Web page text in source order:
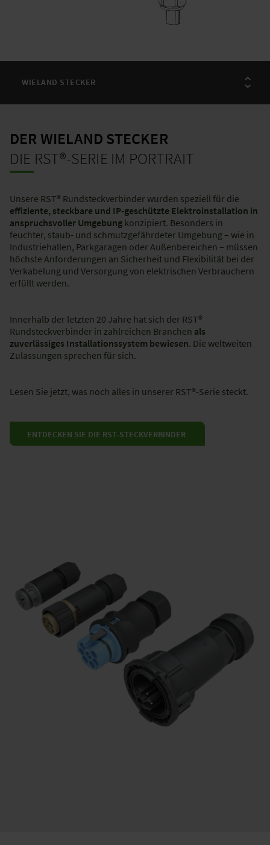
DER WIELAND STECKER
DIE RST®-SERIE IM PORTRAIT
Unsere RST® Rundsteckverbinder wurden speziell für die
effiziente, steckbare und IP-geschützte Elektroinstallation in
anspruchsvoller Umgebung konzipiert. Besonders in
feuchter, staub- und schmutzgefährdeter Umgebung – wie in
Industriehallen, Parkgaragen oder Außenbereichen – müssen
höchste Anforderungen an Sicherheit und Flexibilität bei der
Verkabelung und Versorgung von elektrischen Verbrauchern
erfüllt werden.
Innerhalb der letzten 20 Jahre hat sich der RST®
Rundsteckverbinder in zahlreichen Branchen als
zuverlässiges Installationssystem bewiesen. Die weltweiten
Zulassungen sprechen für sich.
Lesen Sie jetzt, was noch alles in unserer RST®-Serie steckt.
ENTDECKEN SIE DIE RST-STECKVERBINDER